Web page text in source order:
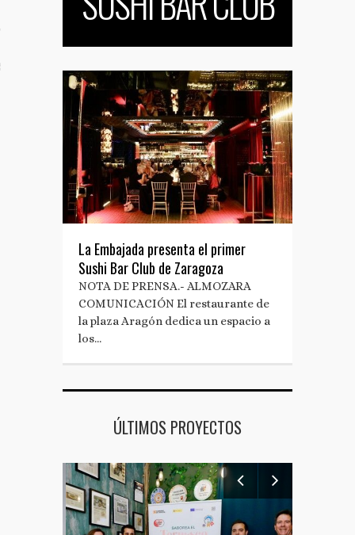
TUS NOTAS DE PRENSA
La Embajada presenta el primer
Sushi Bar Club de Zaragoza
NOTA DE PRENSA.- ALMOZARA
COMUNICACIÓN El restaurante de
la plaza Aragón dedica un espacio a
los…
ÚLTIMOS PROYECTOS